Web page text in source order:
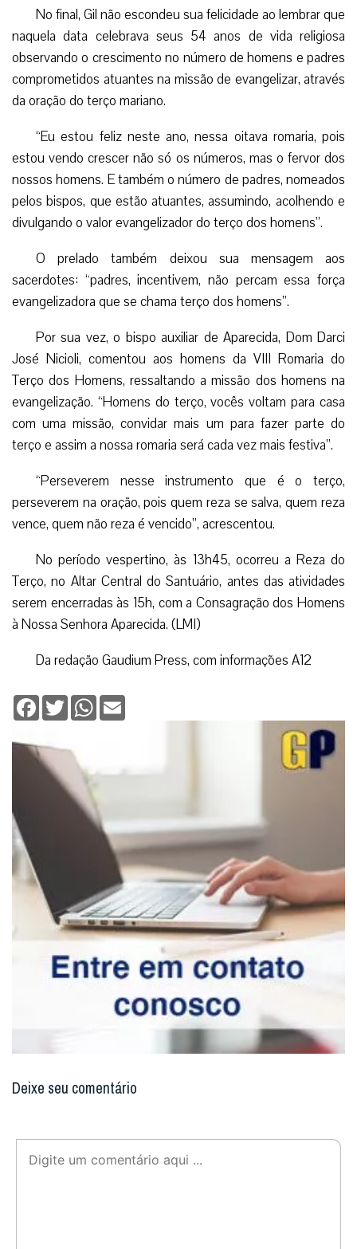
No final, Gil não escondeu sua felicidade ao lembrar que
naquela data celebrava seus 54 anos de vida religiosa
observando o crescimento no número de homens e padres
comprometidos atuantes na missão de evangelizar, através
da oração do terço mariano.
“Eu estou feliz neste ano, nessa oitava romaria, pois
estou vendo crescer não só os números, mas o fervor dos
nossos homens. E também o número de padres, nomeados
pelos bispos, que estão atuantes, assumindo, acolhendo e
divulgando o valor evangelizador do terço dos homens”.
O prelado também deixou sua mensagem aos
sacerdotes: “padres, incentivem, não percam essa força
evangelizadora que se chama terço dos homens”.
Por sua vez, o bispo auxiliar de Aparecida, Dom Darci
José Nicioli, comentou aos homens da VIII Romaria do
Terço dos Homens, ressaltando a missão dos homens na
evangelização. “Homens do terço, vocês voltam para casa
com uma missão, convidar mais um para fazer parte do
terço e assim a nossa romaria será cada vez mais festiva”.
“Perseverem nesse instrumento que é o terço,
perseverem na oração, pois quem reza se salva, quem reza
vence, quem não reza é vencido”, acrescentou.
No período vespertino, às 13h45, ocorreu a Reza do
Terço, no Altar Central do Santuário, antes das atividades
serem encerradas às 15h, com a Consagração dos Homens
à Nossa Senhora Aparecida. (LMI)
Da redação Gaudium Press, com informações A12
Facebook
TwitterWhatsApp
Deixe seu comentário